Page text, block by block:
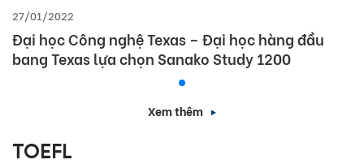
27/01/2022
Đại học Công nghệ Texas – Đại học hàng đầu
bang Texas lựa chọn Sanako Study 1200
Xem thêm
TOEFL